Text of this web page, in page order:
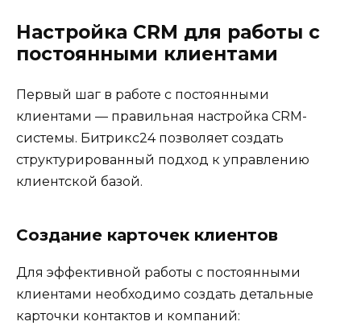
Настройка CRM для работы с
постоянными клиентами
Первый шаг в работе с постоянными
клиентами — правильная настройка CRM-
системы. Битрикс24 позволяет создать
структурированный подход к управлению
клиентской базой.
Создание карточек клиентов
Для эффективной работы с постоянными
клиентами необходимо создать детальные
карточки контактов и компаний: